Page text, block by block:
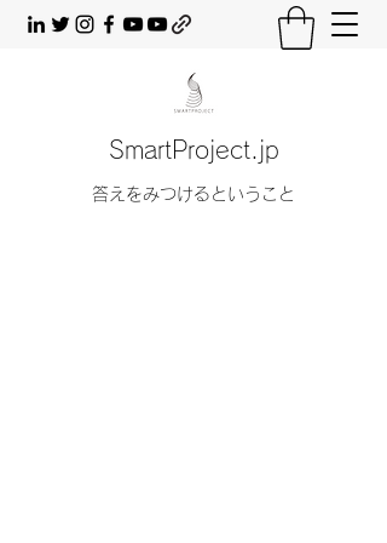
SmartProject.jp
答えをみつけるということ